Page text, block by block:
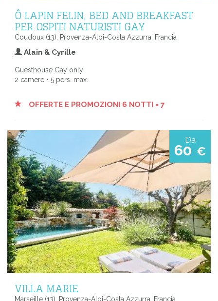
Ô LAPIN FELIN, BED AND BREAKFAST
PER OSPITI NATURISTI GAY
Coudoux (13), Provenza-Alpi-Costa Azzurra, Francia
Alain & Cyrille
Guesthouse Gay only
2 camere • 5 pers. max.
OFFERTE E PROMOZIONI 6 NOTTI = 7
Da
60 €
VILLA MARIE
Marseille (13), Provenza-Alpi-Costa Azzurra, Francia